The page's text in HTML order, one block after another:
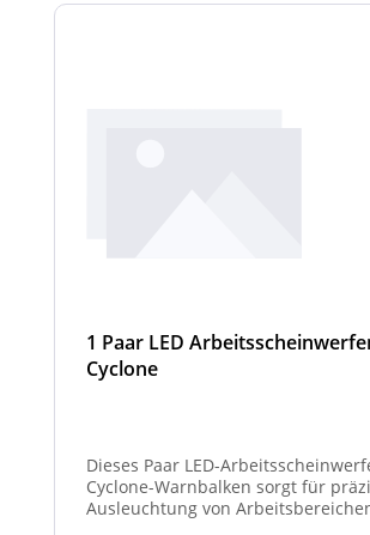
1 Paar LED
Cyclone
Dieses Paar LED-
Cyclone-Warnbalken sorgt für
Ausleuchtung von